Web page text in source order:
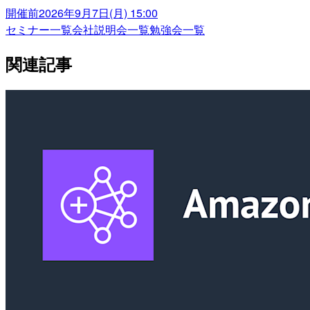
開催前2026年9月7日(月) 15:00
セミナー一覧会社説明会一覧勉強会一覧
関連記事